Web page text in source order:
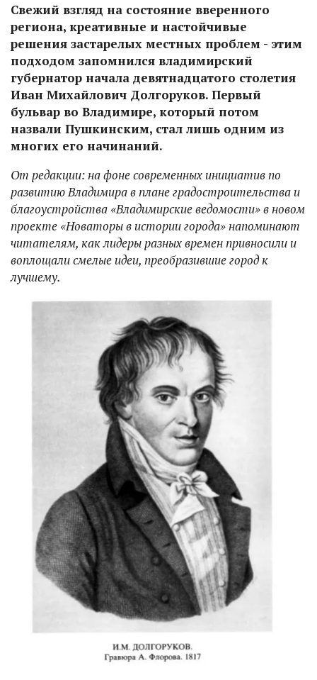
Свежий взгляд на состояние вверенного
региона, креативные и настойчивые
решения застарелых местных проблем - этим
подходом запомнился владимирский
губернатор начала девятнадцатого столетия
Иван Михайлович Долгоруков. Первый
бульвар во Владимире, который потом
назвали Пушкинским, стал лишь одним из
многих его начинаний.
От редакции: на фоне современных инициатив по
развитию Владимира в плане градостроительства и
благоустройства «Владимирские ведомости» в новом
проекте «Новаторы в истории города» напоминают
читателям, как лидеры разных времен привносили и
воплощали смелые идеи, преобразившие город к
лучшему.